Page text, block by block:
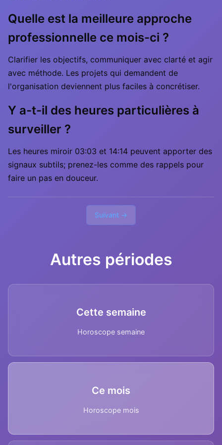
Quelle est la meilleure approche
professionnelle ce mois-ci ?
Clarifier les objectifs, communiquer avec clarté et agir
avec méthode. Les projets qui demandent de
l'organisation deviennent plus faciles à concrétiser.
Y a-t-il des heures particulières à
surveiller ?
Les heures miroir 03:03 et 14:14 peuvent apporter des
signaux subtils; prenez-les comme des rappels pour
faire un pas en douceur.
Suivant →
Autres périodes
Cette semaine
Horoscope semaine
Ce mois
Horoscope mois